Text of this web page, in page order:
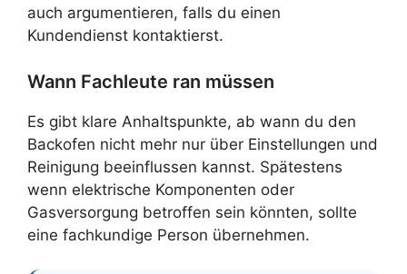
auch argumentieren, falls du einen
Kundendienst kontaktierst.
Wann Fachleute ran müssen
Es gibt klare Anhaltspunkte, ab wann du den
Backofen nicht mehr nur über Einstellungen und
Reinigung beeinflussen kannst. Spätestens
wenn elektrische Komponenten oder
Gasversorgung betroffen sein könnten, sollte
eine fachkundige Person übernehmen.